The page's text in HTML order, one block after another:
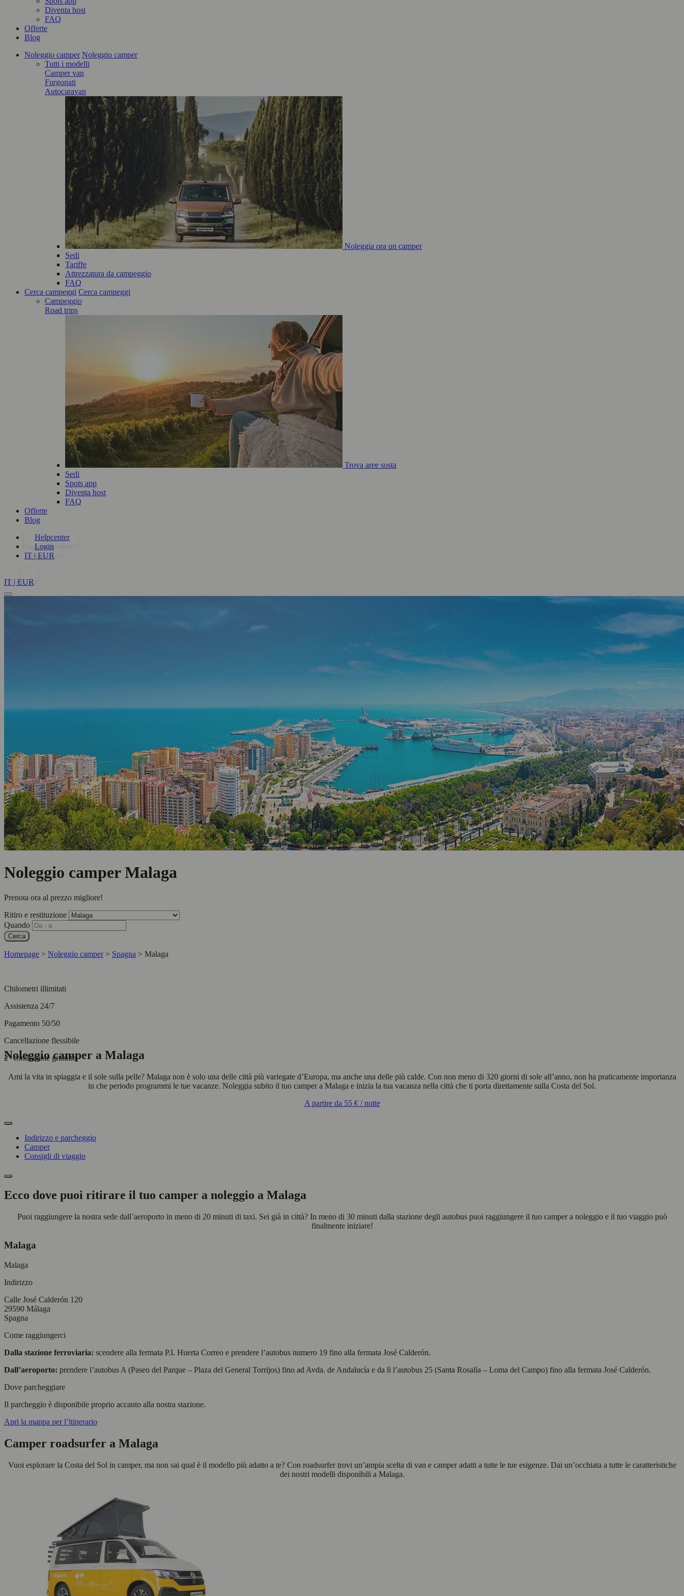
Diventa host
FAQ
Offerte
Blog
Noleggio camper Noleggio camper
Tutti i modelli
Camper van
Furgonati
Autocaravan
Noleggia ora un camper
Sedi
Tariffe
Attrezzatura da campeggio
FAQ
Cerca campeggi Cerca campeggi
Campeggio
Road trips
Trova aree sosta
Sedi
Spots app
Diventa host
FAQ
Offerte
Blog
Helpcenter
Login
IT | EUR
IT | EUR
Noleggio camper Malaga
Prenota ora al prezzo migliore!
Ritiro e restituzione
Quando
Cerca
Homepage > Noleggio camper > Spagna > Malaga
Chilometri illimitati
Assistenza 24/7
Pagamento 50/50
Cancellazione flessibile
2° conducente gratuito
Noleggio camper a Malaga
Ami la vita in spiaggia e il sole sulla pelle? Malaga non è solo una delle città più variegate d’Europa, ma anche una delle più calde. Con non meno di 320 giorni di sole all’anno, non ha praticamente importanza
in che periodo programmi le tue vacanze. Noleggia subito il tuo camper a Malaga e inizia la tua vacanza nella città che ti porta direttamente sulla Costa del Sol.
A partire da 55 €/ notte
Indirizzo e parcheggio
Camper
Consigli di viaggio
Ecco dove puoi ritirare il tuo camper a noleggio a Malaga
Puoi raggiungere la nostra sede dall’aeroporto in meno di 20 minuti di taxi. Sei già in città? In meno di 30 minuti dalla stazione degli autobus puoi raggiungere il tuo camper a noleggio e il tuo viaggio può
finalmente iniziare!
Malaga
Malaga
Indirizzo
Calle José Calderón 120
29590 Málaga
Spagna
Come raggiungerci
Dalla stazione ferroviaria: scendere alla fermata P.I. Huerta Correo e prendere l’autobus numero 19 fino alla fermata José Calderón.
Dall’aeroporto: prendere l’autobus A (Paseo del Parque – Plaza del General Torrijos) fino ad Avda. de Andalucía e da lì l’autobus 25 (Santa Rosalía – Loma del Campo) fino alla fermata José Calderón.
Dove parcheggiare
Il parcheggio è disponibile proprio accanto alla nostra stazione.
Apri la mappa per l’itinerario
Camper roadsurfer a Malaga
Vuoi esplorare la Costa del Sol in camper, ma non sai qual è il modello più adatto a te? Con roadsurfer trovi un’ampia scelta di van e camper adatti a tutte le tue esigenze. Dai un’occhiata a tutte le caratteristiche
dei nostri modelli disponibili a Malaga.